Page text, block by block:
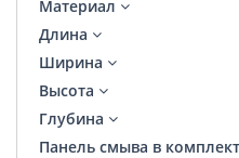
Материал
Длина
Ширина
Высота
Глубина
Панель смыва в